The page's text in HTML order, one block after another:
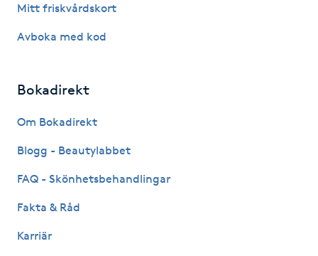
Hudvård
Hyperhidros
Hypnos
Hårbottenbehandling
Mitt friskvårdskort
Avboka med kod
Bokadirekt
Om Bokadirekt
Blogg - Beautylabbet
FAQ - Skönhetsbehandlingar
Fakta & Råd
Karriär